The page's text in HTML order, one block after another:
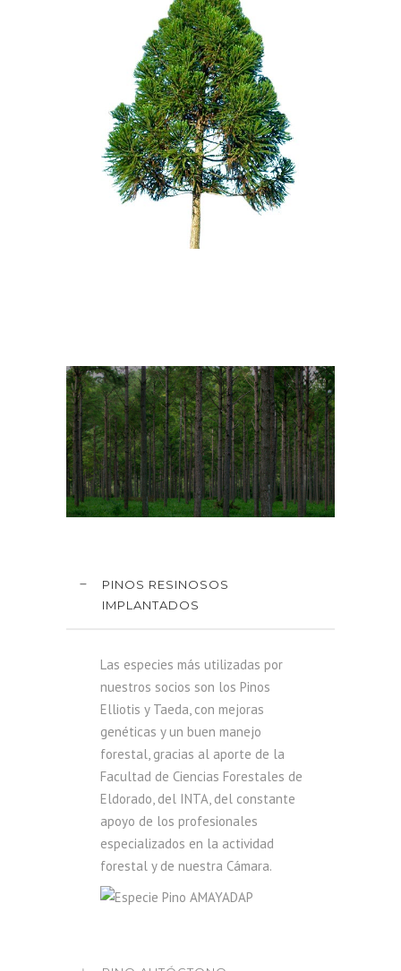
PINOS RESINOSOS
IMPLANTADOS
Las especies más utilizadas por
nuestros socios son los Pinos
Elliotis y Taeda, con mejoras
genéticas y un buen manejo
forestal, gracias al aporte de la
Facultad de Ciencias Forestales de
Eldorado, del INTA, del constante
apoyo de los profesionales
especializados en la actividad
forestal y de nuestra Cámara.